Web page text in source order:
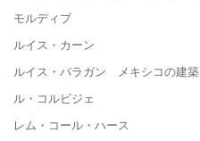
モルディブ
ルイス・カーン
ルイス・バラガン メキシコの建築
ル・コルビジェ
レム・コール・ハース